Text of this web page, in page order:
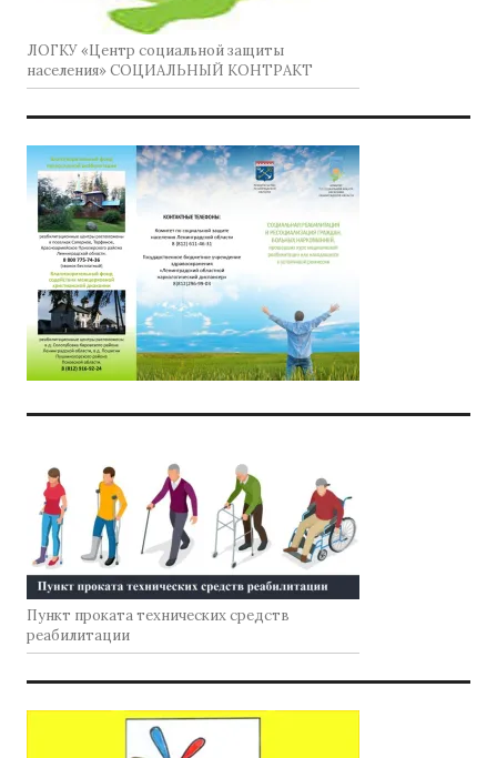
ЛОГКУ «Центр социальной защиты
населения» СОЦИАЛЬНЫЙ КОНТРАКТ
Пункт проката технических средств
реабилитации